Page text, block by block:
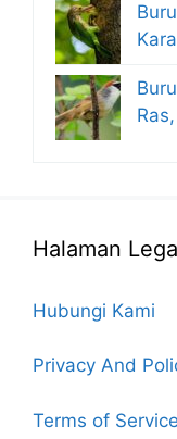
Halaman
Hubungi Kami
Privacy And
Terms of Service